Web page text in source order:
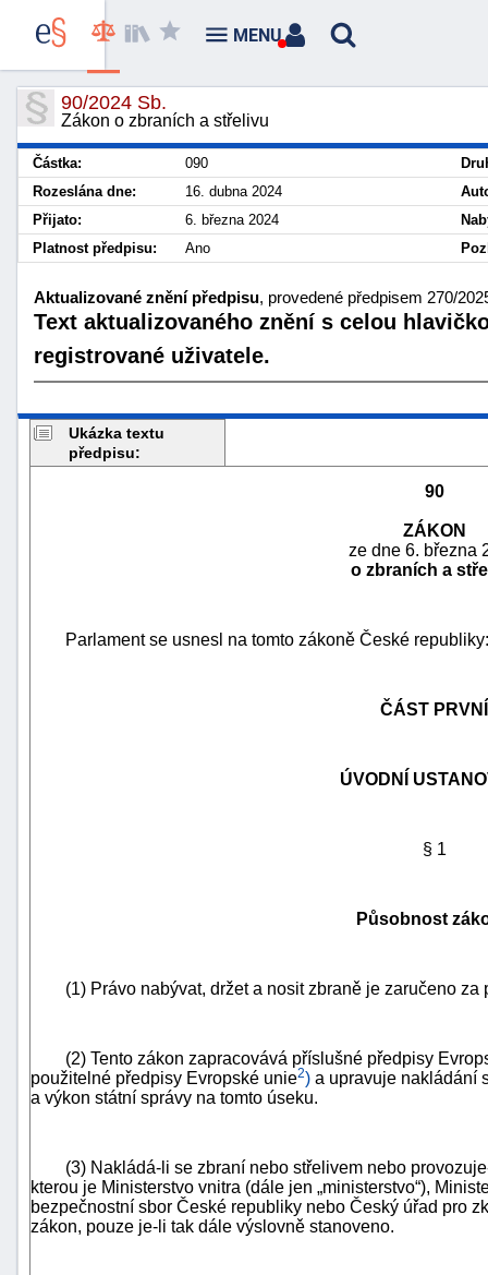
90/2024 Sb.
Zákon o zbraních a střelivu
Částka: 090
Rozeslána dne:
16. dubna 2024
Přijato:
6. března 2024
Platnost předpisu:
Ano
Aktualizované znění předpisu, provedené předpisem 270/
Text aktualizovaného znění s celou
registrované uživatele.
Ukázka textu
předpisu:
90
ZÁKON
ze dne 6. března
o zbraních a
Parlament se usnesl na tomto zákoně České republiky:
ČÁST PRVNÍ
ÚVODNÍ
§ 1
Působnost
(1) Právo nabývat, držet a nosit zbraně je zaručeno za
(2) Tento zákon zapracovává příslušné předpisy
použitelné předpisy Evropské unie2) a upravuje nakládání
a výkon státní správy na tomto úseku.
(3) Nakládá-li se zbraní nebo střelivem nebo
kterou je Ministerstvo vnitra (dále jen „ministerstvo“),
bezpečnostní sbor České republiky nebo Český úřad pro
zákon, pouze je-li tak dále výslovně stanoveno.
MENU